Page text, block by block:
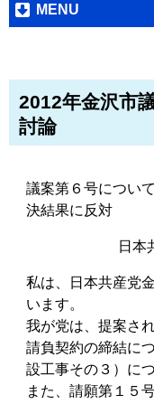
MENU
2012年金沢市
討論
議案第６号につい
決結果に反対
日
私は、日本共産党
います。
我が党は、提案さ
請負契約の締結に
設工事その３）に
また、請願第１５